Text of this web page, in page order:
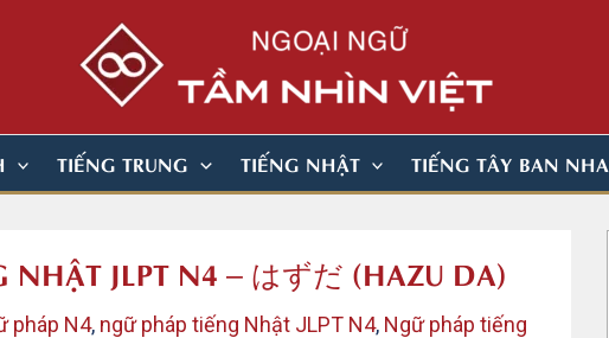
TIẾNG TRUNG TIẾNG NHẬT TIẾNG TÂY BAN NHA
NHẬT JLPT N4 – はずだ (HAZU DA)
pháp N4, ngữ pháp tiếng Nhật JLPT N4, Ngữ pháp tiếng